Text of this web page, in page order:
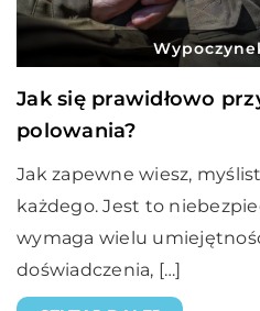
Jak się prawidłowo
polowania?
Jak zapewne wiesz,
każdego. Jest to
wymaga wielu
doświadczenia, […]